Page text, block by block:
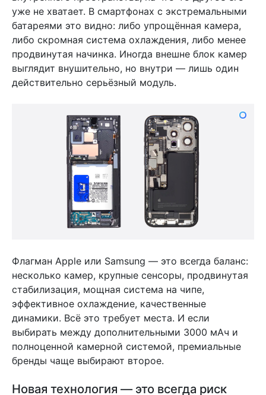
уже не хватает. В смартфонах с экстремальными
батареями это видно: либо упрощённая камера,
либо скромная система охлаждения, либо менее
продвинутая начинка. Иногда внешне блок камер
выглядит внушительно, но внутри — лишь один
действительно серьёзный модуль.
Флагман Apple или Samsung — это всегда баланс:
несколько камер, крупные сенсоры, продвинутая
стабилизация, мощная система на чипе,
эффективное охлаждение, качественные
динамики. Всё это требует места. И если
выбирать между дополнительными 3000 мАч и
полноценной камерной системой, премиальные
бренды чаще выбирают второе.
Новая технология — это всегда риск